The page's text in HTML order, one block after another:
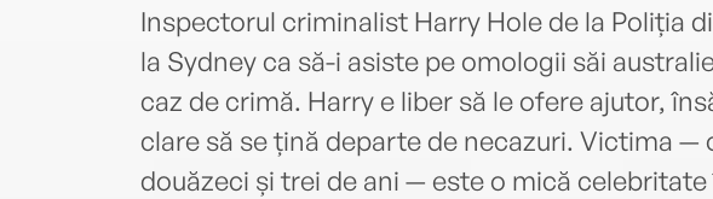
Inspectorul criminalist Harry Hole de la Poliția
la Sydney ca să-i asiste pe omologii săi
caz de crimă. Harry e liber să le ofere ajutor,
clare să se țină departe de necazuri. Victima —
douăzeci și trei de ani — este o mică celebritate